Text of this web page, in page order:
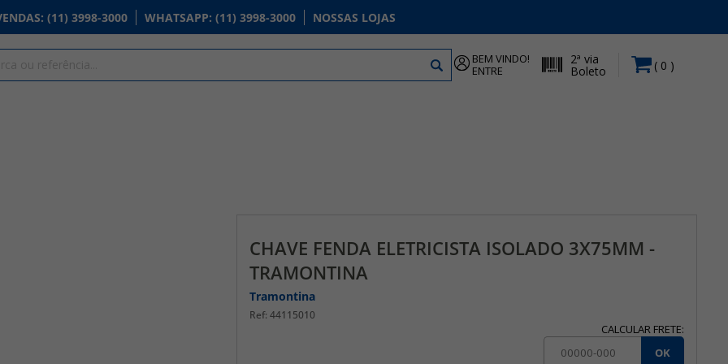
: (11) 3998-3000 WHATSAPP: (11) 3998-3000 NOSSAS LOJAS
BEM VINDO!
ENTRE
2ª via
Boleto 0
CHAVE FENDA ELETRICISTA ISOLADO 3X75MM -
TRAMONTINA
Tramontina
44115010
CALCULAR FRETE:
OK